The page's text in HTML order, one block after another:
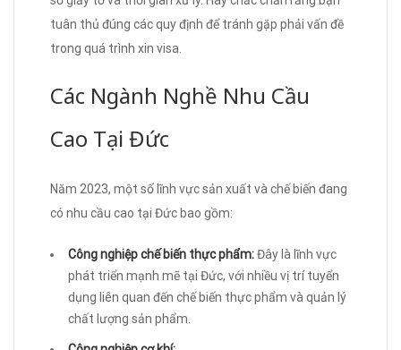
tuân thủ đúng các quy định để tránh gặp phải vấn đề
trong quá trình xin visa.
Các Ngành Nghề Nhu Cầu
Cao Tại Đức
Năm 2023, một số lĩnh vực sản xuất và chế biến đang
có nhu cầu cao tại Đức bao gồm:
Công nghiệp chế biến thực phẩm:Đây là lĩnh vực
phát triển mạnh mẽ tại Đức, với nhiều vị trí tuyển
dụng liên quan đến chế biến thực phẩm và quản lý
chất lượng sản phẩm.